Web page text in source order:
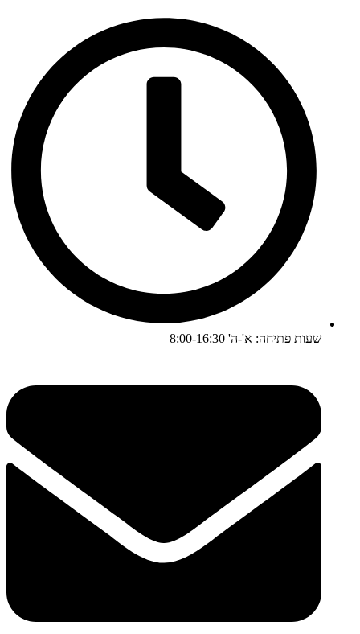
שעות פתיחה: א'-ה' 8:00-16:30